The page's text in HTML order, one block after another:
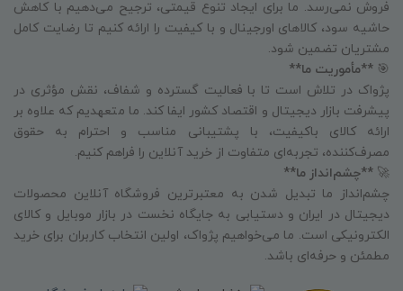
فروش نمی‌رسد. ما برای ایجاد تنوع قیمتی، ترجیح می‌دهیم با کاهش
حاشیه سود، کالاهای اورجینال و با کیفیت را ارائه کنیم تا رضایت کامل
مشتریان تضمین شود.
🎯 **مأموریت ما**
پژواک در تلاش است تا با فعالیت گسترده و شفاف، نقش مؤثری در
پیشرفت بازار دیجیتال و اقتصاد کشور ایفا کند. ما متعهدیم که علاوه بر
ارائه کالای باکیفیت، با پشتیبانی مناسب و احترام به حقوق
مصرف‌کننده، تجربه‌ای متفاوت از خرید آنلاین را فراهم کنیم.
🚀 **چشم‌انداز ما**
چشم‌انداز ما تبدیل شدن به معتبرترین فروشگاه آنلاین محصولات
دیجیتال در ایران و دستیابی به جایگاه نخست در بازار موبایل و کالای
الکترونیکی است. ما می‌خواهیم پژواک، اولین انتخاب کاربران برای خرید
مطمئن و حرفه‌ای باشد.